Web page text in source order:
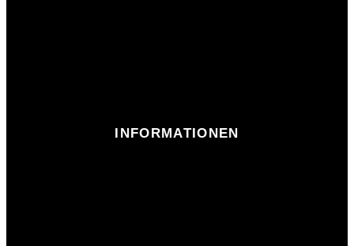
INFORMATIONEN